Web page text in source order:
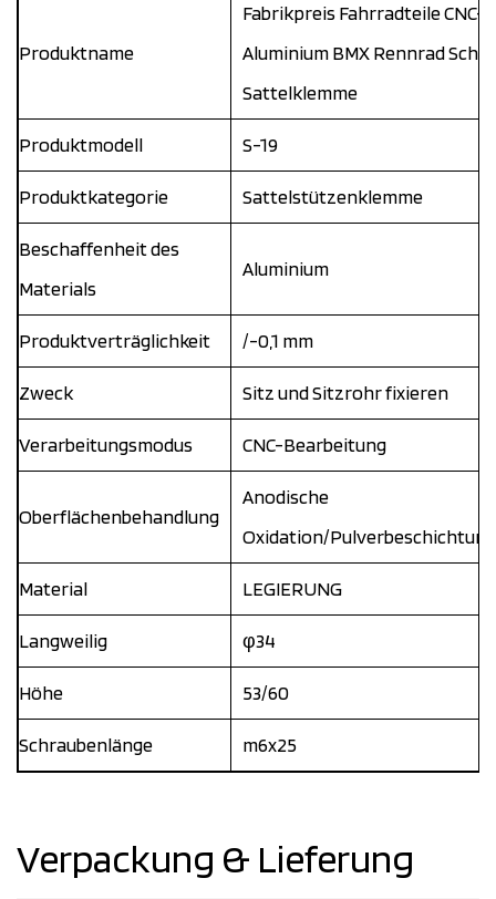
Produktname
Fabrikpreis Fahrradteile CNC-
Aluminium BMX Rennrad
Sattelklemme
Produktmodell S-19
Produktkategorie Sattelstützenklemme
Beschaffenheit des
Materials
Aluminium
Produktverträglichkeit /-0,1 mm
Zweck Sitz und Sitzrohr fixieren
Verarbeitungsmodus CNC-Bearbeitung
Oberflächenbehandlung
Anodische
Oxidation/
Material LEGIERUNG
Langweilig φ34
Höhe 53/60
Schraubenlänge m6x25
Verpackung & Lieferung